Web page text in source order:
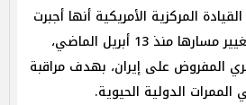
المركزية الأمريكية أنها أجبرت
108 سفن تجارية على تغيير مسارها منذ 13 أبريل الماضي،
المفروض على إيران، بهدف مراقبة
الدولية الحيوية.